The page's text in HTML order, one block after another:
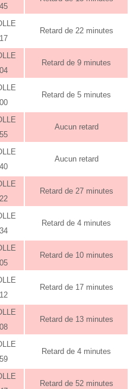
Retard de 22 minutes
Retard de 9 minutes
Retard de 5 minutes
Aucun retard
Aucun retard
Retard de 27 minutes
Retard de 4 minutes
Retard de 10 minutes
Retard de 17 minutes
Retard de 13 minutes
Retard de 4 minutes
Retard de 52 minutes